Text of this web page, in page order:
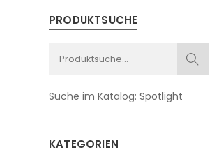
PRODUKTSUCHE
Suche im Katalog: Spotlight
KATEGORIEN